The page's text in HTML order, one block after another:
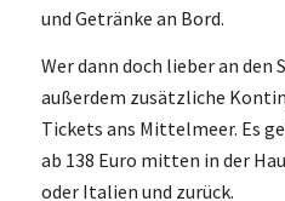
und Getränke an Bord.
Wer dann doch lieber an
außerdem zusätzliche
Tickets ans Mittelmeer. Es
ab 138 Euro mitten in der
oder Italien und zurück.